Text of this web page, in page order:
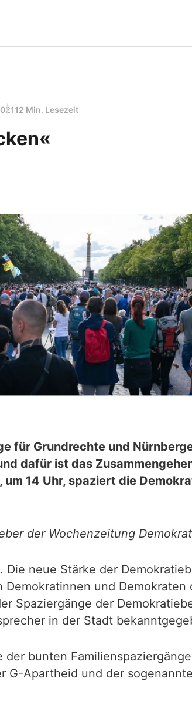
12 Min. Lesezeit
für Grundrechte und
dafür ist das
14 Uhr, spaziert die
der Wochenzeitung
Die neue Stärke der
und
Spaziergänge der
in der Stadt
bunten
Apartheid und der